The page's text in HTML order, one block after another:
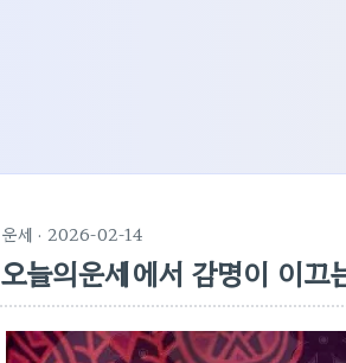
운세 · 2026-02-14
오늘의운세에서 감명이 이끄